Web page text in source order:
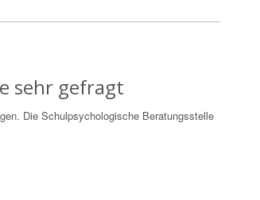
sehr gefragt
Die Schulpsychologische Beratungsstelle